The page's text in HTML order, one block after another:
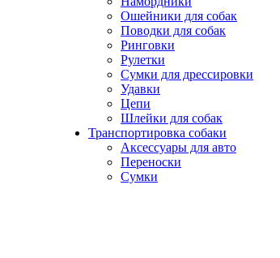
Ошейники для собак
Поводки для собак
Ринговки
Рулетки
Сумки для дрессировки
Удавки
Цепи
Шлейки для собак
Транспортировка собаки
Аксессуары для авто
Переноски
Сумки